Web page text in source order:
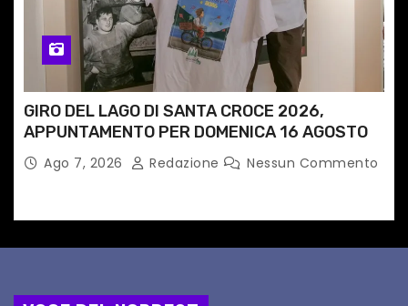
GIRO DEL LAGO DI SANTA CROCE 2026,
APPUNTAMENTO PER DOMENICA 16 AGOSTO
Ago 7, 2026 Redazione Nessun Commento